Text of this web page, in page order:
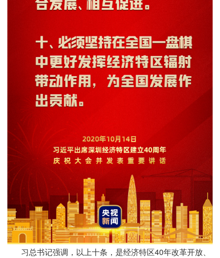
习总书记强调，以上十条，是经济特区40年改革开放、